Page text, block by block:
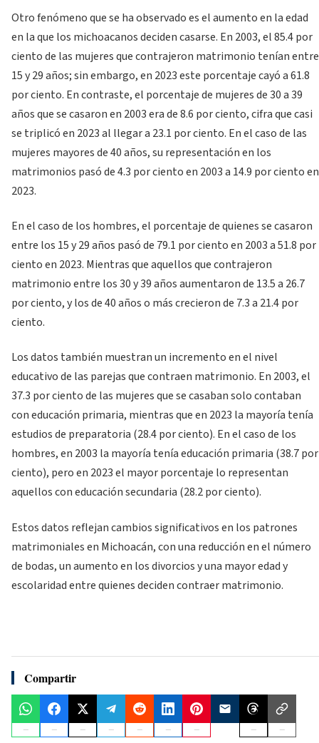
Otro fenómeno que se ha observado es el aumento en la edad
en la que los michoacanos deciden casarse. En 2003, el 85.4 por
ciento de las mujeres que contrajeron matrimonio tenían entre
15 y 29 años; sin embargo, en 2023 este porcentaje cayó a 61.8
por ciento. En contraste, el porcentaje de mujeres de 30 a 39
años que se casaron en 2003 era de 8.6 por ciento, cifra que casi
se triplicó en 2023 al llegar a 23.1 por ciento. En el caso de las
mujeres mayores de 40 años, su representación en los
matrimonios pasó de 4.3 por ciento en 2003 a 14.9 por ciento en
2023.
En el caso de los hombres, el porcentaje de quienes se casaron
entre los 15 y 29 años pasó de 79.1 por ciento en 2003 a 51.8 por
ciento en 2023. Mientras que aquellos que contrajeron
matrimonio entre los 30 y 39 años aumentaron de 13.5 a 26.7
por ciento, y los de 40 años o más crecieron de 7.3 a 21.4 por
ciento.
Los datos también muestran un incremento en el nivel
educativo de las parejas que contraen matrimonio. En 2003, el
37.3 por ciento de las mujeres que se casaban solo contaban
con educación primaria, mientras que en 2023 la mayoría tenía
estudios de preparatoria (28.4 por ciento). En el caso de los
hombres, en 2003 la mayoría tenía educación primaria (38.7 por
ciento), pero en 2023 el mayor porcentaje lo representan
aquellos con educación secundaria (28.2 por ciento).
Estos datos reflejan cambios significativos en los patrones
matrimoniales en Michoacán, con una reducción en el número
de bodas, un aumento en los divorcios y una mayor edad y
escolaridad entre quienes deciden contraer matrimonio.
Compartir